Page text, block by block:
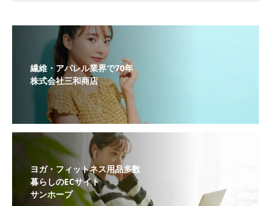
繊維・アパレル業界で70年
株式会社三和商店
ヨガ・フィットネス用品多数
暮らしのECサイト
サンホープ